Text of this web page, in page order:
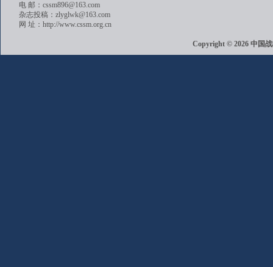
电 邮：cssm896@163.com
杂志投稿：zlyglwk@163.com
网 址：http://www.cssm.org.cn
Copyright © 2026 中国